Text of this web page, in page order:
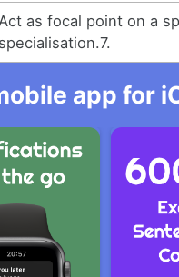
as focal point on a
specialisation.7.
app for